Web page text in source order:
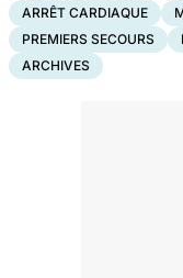
ARRÊT CARDIAQUE
PREMIERS SECOURS
ARCHIVES